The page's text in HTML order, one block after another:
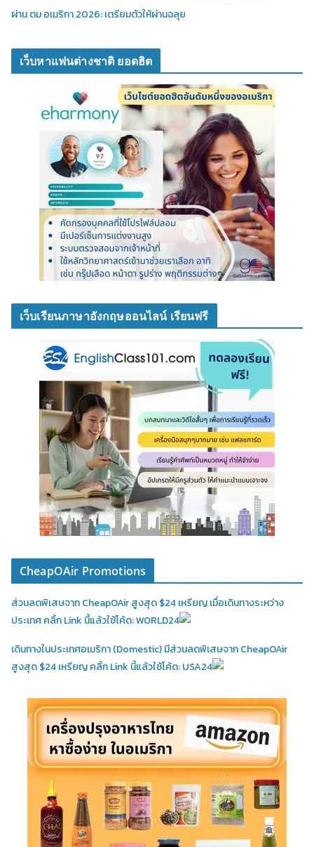
ผ่าน ตม อเมริกา 2026: เตรียมตัวให้ผ่านฉลุย
เว็บหาแฟนต่างชาติ ยอดฮิต
เว็บเรียนภาษาอังกฤษออนไลน์ เรียนฟรี
CheapOAir Promotions
ส่วนลดพิเสษจาก CheapOAir สูงสุด $24 เหรียญ เมื่อเดินทางระหว่าง
ประเทศ คลิ้ก Link นี้แล้วใช้โค้ด: WORLD24
เดินทางในประเทศอเมริกา (Domestic)มีส่วนลดพิเสษจาก CheapOAir
สูงสุด $24 เหรียญ คลิ้ก Link นี้แล้วใช้โค้ด: USA24